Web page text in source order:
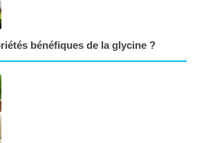
bénéfiques de la glycine ?